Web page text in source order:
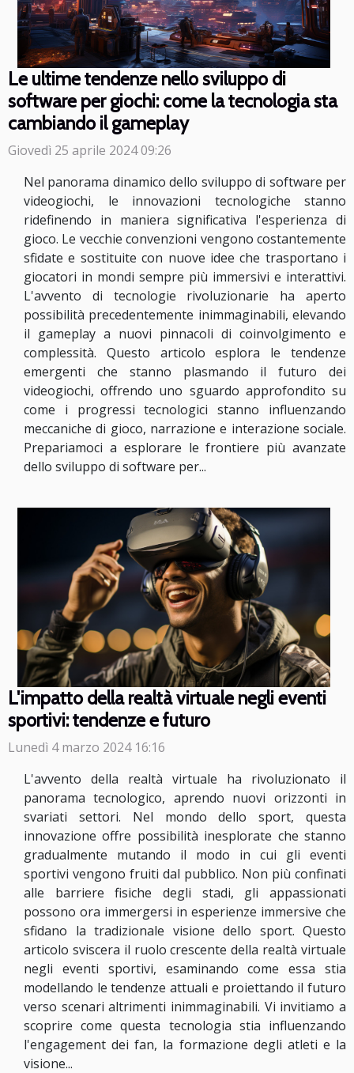
Le ultime tendenze nello sviluppo di
software per giochi: come la tecnologia sta
cambiando il gameplay
Giovedì 25 aprile 2024 09:26
Nel panorama dinamico dello sviluppo di software per
videogiochi, le innovazioni tecnologiche stanno
ridefinendo in maniera significativa l'esperienza di
gioco. Le vecchie convenzioni vengono costantemente
sfidate e sostituite con nuove idee che trasportano i
giocatori in mondi sempre più immersivi e interattivi.
L'avvento di tecnologie rivoluzionarie ha aperto
possibilità precedentemente inimmaginabili, elevando
il gameplay a nuovi pinnacoli di coinvolgimento e
complessità. Questo articolo esplora le tendenze
emergenti che stanno plasmando il futuro dei
videogiochi, offrendo uno sguardo approfondito su
come i progressi tecnologici stanno influenzando
meccaniche di gioco, narrazione e interazione sociale.
Prepariamoci a esplorare le frontiere più avanzate
dello sviluppo di software per...
L'impatto della realtà virtuale negli eventi
sportivi: tendenze e futuro
Lunedì 4 marzo 2024 16:16
L'avvento della realtà virtuale ha rivoluzionato il
panorama tecnologico, aprendo nuovi orizzonti in
svariati settori. Nel mondo dello sport, questa
innovazione offre possibilità inesplorate che stanno
gradualmente mutando il modo in cui gli eventi
sportivi vengono fruiti dal pubblico. Non più confinati
alle barriere fisiche degli stadi, gli appassionati
possono ora immergersi in esperienze immersive che
sfidano la tradizionale visione dello sport. Questo
articolo sviscera il ruolo crescente della realtà virtuale
negli eventi sportivi, esaminando come essa stia
modellando le tendenze attuali e proiettando il futuro
verso scenari altrimenti inimmaginabili. Vi invitiamo a
scoprire come questa tecnologia stia influenzando
l'engagement dei fan, la formazione degli atleti e la
visione...